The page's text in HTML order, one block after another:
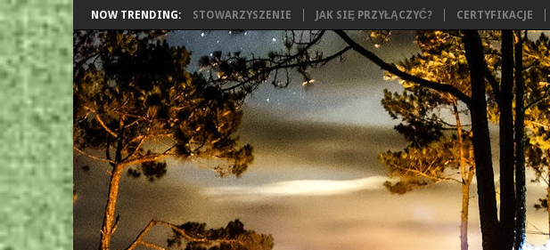
NOW TRENDING: STOWARZYSZENIE JAK SIĘ PRZYŁĄCZYĆ? CERTYFIKACJE